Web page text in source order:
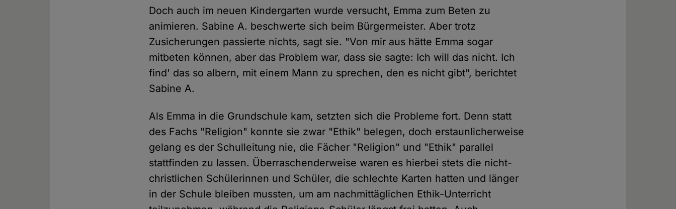
Doch auch im neuen Kindergarten wurde versucht, Emma zum Beten zu
animieren. Sabine A. beschwerte sich beim Bürgermeister. Aber trotz
Zusicherungen passierte nichts, sagt sie. "Von mir aus hätte Emma sogar
mitbeten können, aber das Problem war, dass sie sagte: Ich will das nicht. Ich
find' das so albern, mit einem Mann zu sprechen, den es nicht gibt", berichtet
Sabine A.
Als Emma in die Grundschule kam, setzten sich die Probleme fort. Denn statt
des Fachs "Religion" konnte sie zwar "Ethik" belegen, doch erstaunlicherweise
gelang es der Schulleitung nie, die Fächer "Religion" und "Ethik" parallel
stattfinden zu lassen. Überraschenderweise waren es hierbei stets die nicht-
christlichen Schülerinnen und Schüler, die schlechte Karten hatten und länger
in der Schule bleiben mussten, um am nachmittäglichen Ethik-Unterricht